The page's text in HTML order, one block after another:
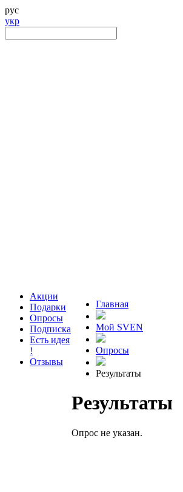
рус
укр
Акции
Подарки
Опросы
Подписка
Есть идея
!
Отзывы
Главная
Мой SVEN
Опросы
Результаты
Результаты
Опрос не указан.